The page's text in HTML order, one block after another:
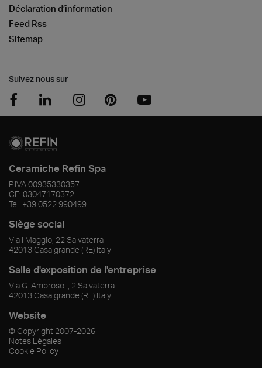
Déclaration d’information
Feed Rss
Sitemap
Suivez nous sur
Ceramiche Refin Spa
P.IVA00935330357
CF: 03047170372
Tel. +39 0522 990499
Siège social
Via I Maggio, 22 Salvaterra
42013 Casalgrande (RE) Italy
Salle d'exposition de l'entreprise
Via G. Ambrosoli, 2 Salvaterra
42013 Casalgrande (RE) Italy
Website
© Copyright 2007-2026
Notes Légales
Cookie Policy